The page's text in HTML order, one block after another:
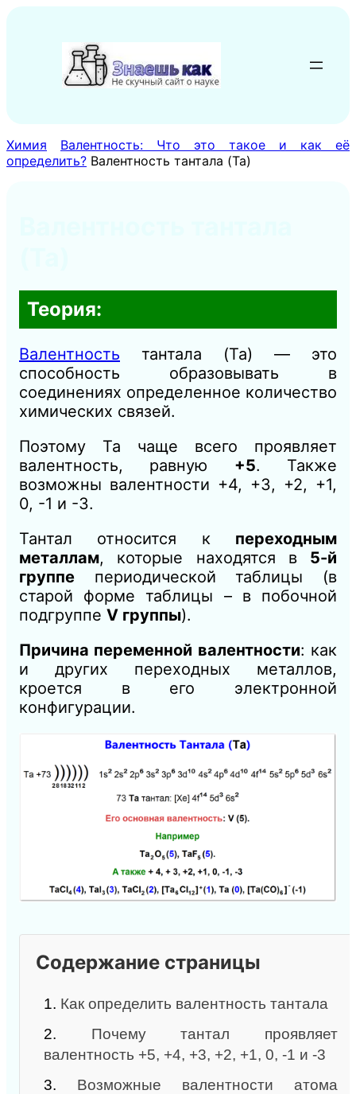
содержимому
Химия
Валентность: Что это такое и как её
определить? Валентность тантала (Ta)
Теория:
Валентность тантала (Ta) — это
способность образовывать в
соединениях определенное количество
химических связей.
Поэтому Ta чаще всего проявляет
валентность, равную +5. Также
возможны валентности +4, +3, +2, +1,
0, -1 и -3.
Тантал относится к переходным
металлам, которые находятся в 5-й
группе периодической таблицы (в
старой форме таблицы – в побочной
подгруппе V группы).
Причина переменной валентности: как
и других переходных металлов,
кроется в его электронной
конфигурации.
Содержание страницы
1. Как определить валентность тантала
2. Почему тантал проявляет
валентность +5, +4, +3, +2, +1, 0, -1 и -3
3. Возможные валентности атома